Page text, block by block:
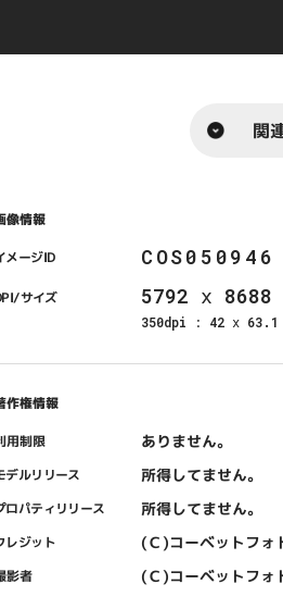
関
像情報
メージID COS050946
サイズ 5792 x 8688
350dpi : 42 x 63.1
作権情報
用制限 ありません。
デルリリース 所得してません。
ロパティリリース 所得してません。
レジット (Ｃ)コーベットフォ
影者 (Ｃ)コーベットフォ